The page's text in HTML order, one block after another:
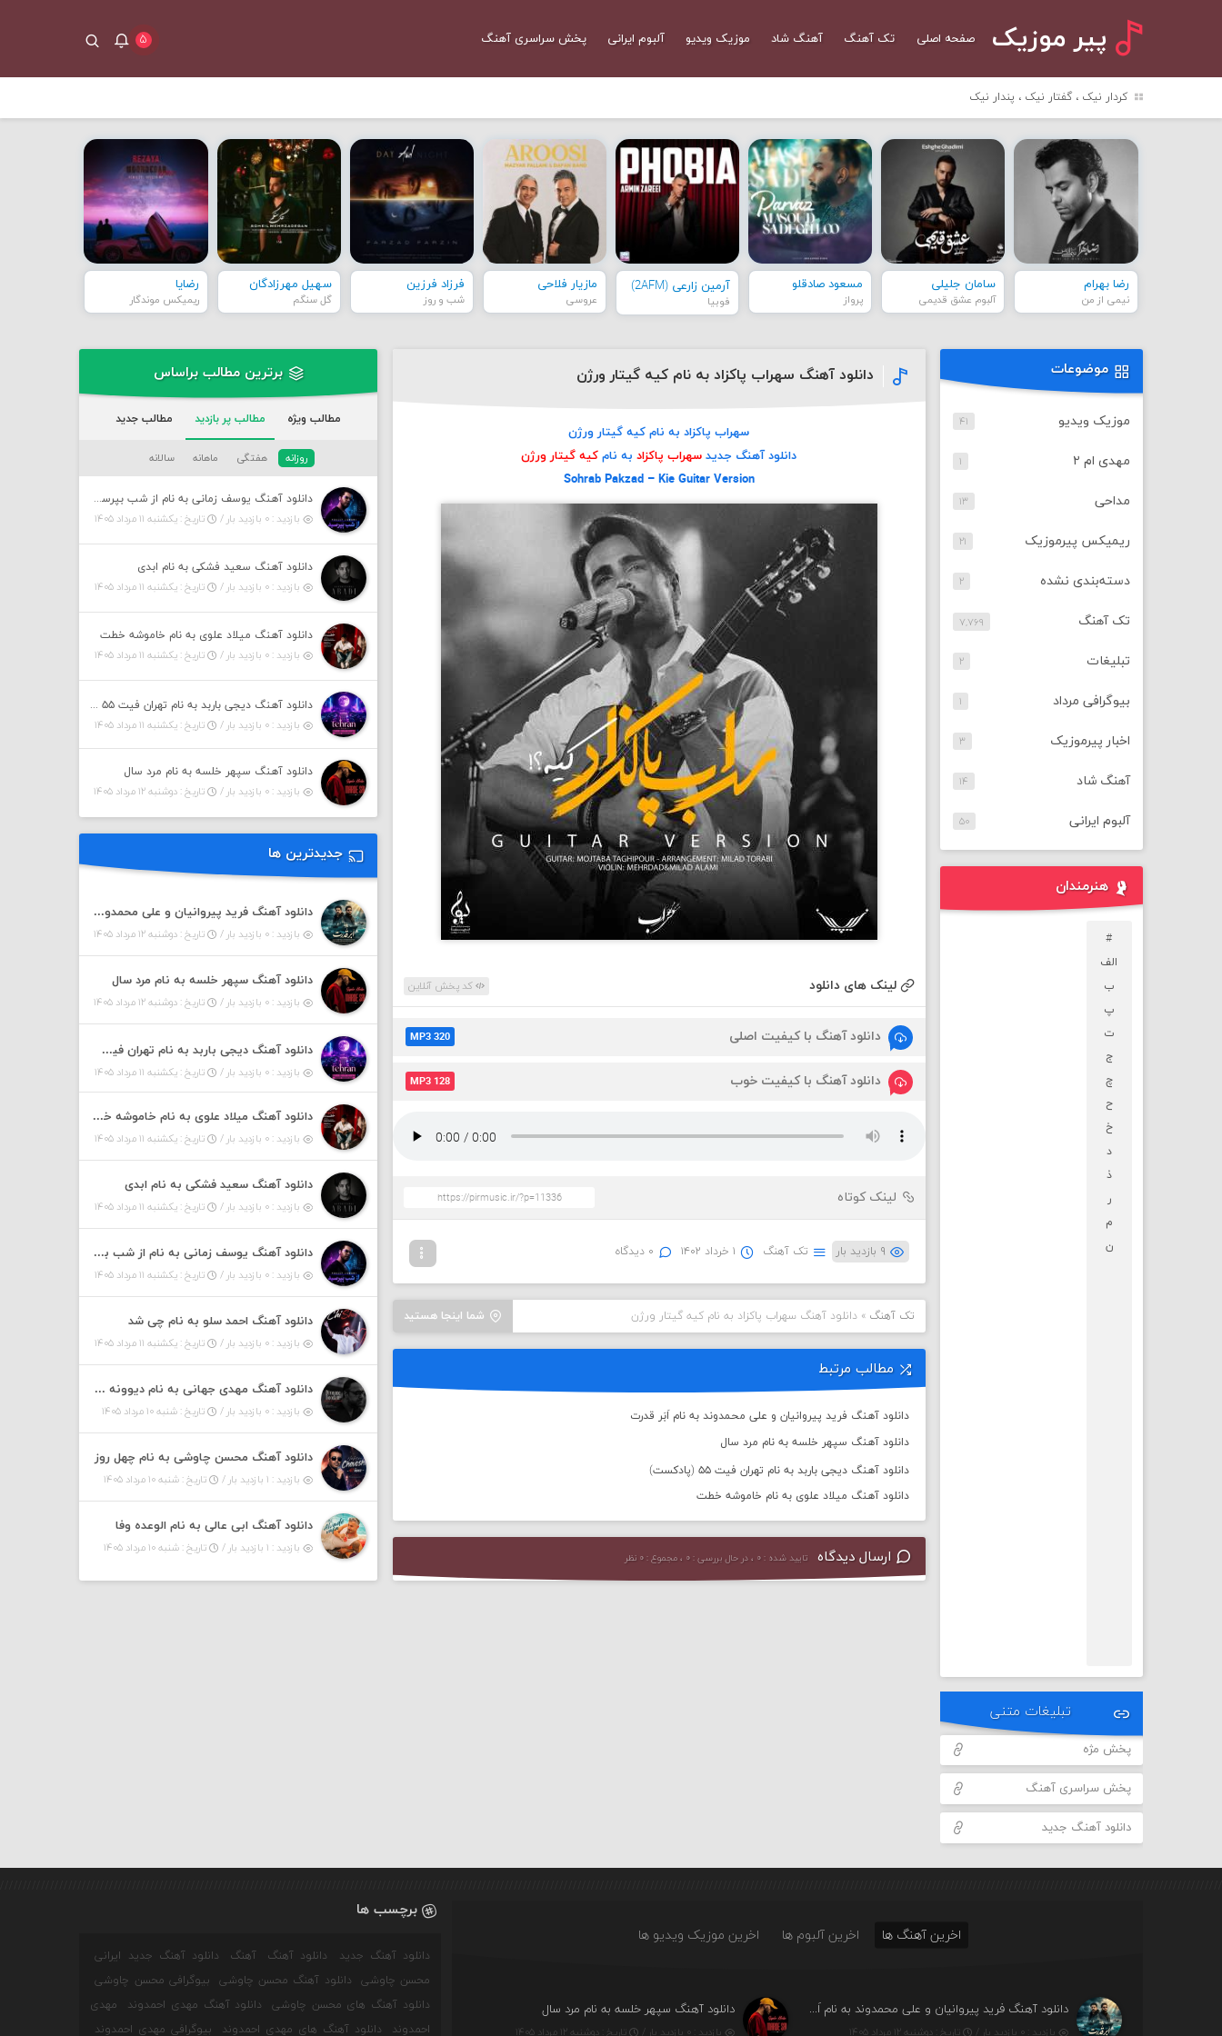
پیر موزیک صفحه اصلی تک آهنگ آهنگ شاد موزیک ویدیو آلبوم ایرانی پخش سراسری آهنگ ۵
کردار نیک ، گفتار نیک ، پندار نیک
رضا بهرام
نیمی از من
سامان جلیلی
آلبوم عشق قدیمی
مسعود صادقلو
پرواز
آرمین زارعی (2AFM)
فوبیا
مازیار فلاحی
عروسی
فرزاد فرزین
شب و روز
سهیل مهرزادگان
گل سنگم
رضایا
ریمیکس موندگار
دانلود آهنگ سهراب پاکزاد به نام کیه گیتار ورژن
سهراب پاکزاد به نام کیه گیتار ورژن
دانلود آهنگ جدیدسهراب پاکزادبه نام کیه گیتار ورژن
Sohrab Pakzad – Kie Guitar Version
لینک های دانلود کد پخش آنلاین
دانلود آهنگ با کیفیت اصلی MP3 320
دانلود آهنگ با کیفیت خوب MP3 128
لینک کوتاه
۹ بازدید بار تک آهنگ ۱ خرداد ۱۴۰۲ ۰ دیدگاه
شما اینجا هستید تک آهنگ »دانلود آهنگ سهراب پاکزاد به نام کیه گیتار ورژن
مطالب مرتبط
دانلود آهنگ فرید پیروانیان و علی محمدوند به نام اَبَر قدرت
دانلود آهنگ سپهر خلسه به نام مرد سال
دانلود آهنگ دیجی باربد به نام تهران فیت ۵۵ (پادکست)
دانلود آهنگ میلاد علوی به نام خاموشه خطت
ارسال دیدگاه تایید شده : ۰ ، در حال بررسی : ۰ ، مجموع : ۰ نظر
موضوعات
موزیک ویدیو ۴۱
مهدی ام ۲ ۱
مداحی ۱۳
ریمیکس پیرموزیک ۲۱
دسته‌بندی نشده ۲
تک آهنگ ۷,۷۶۹
تبلیغات ۲
بیوگرافی مرداد ۱
اخبار پیرموزیک ۳
آهنگ شاد ۱۴
آلبوم ایرانی ۵۰
هنرمندان
#
الف
ب
پ
ت
ج
چ
ح
خ
د
ذ
ر
م
ن
تبلیغات متنی
پخش مژه
پخش سراسری آهنگ
دانلود آهنگ جدید
برترین مطالب براساس
مطالب ویژه مطالب پر بازدید مطالب جدید
روزانه هفتگی ماهانه سالانه
دانلود آهنگ یوسف زمانی به نام از شب بپرسین میگه چه روزگاری دارم
بازدید : ۰ بازدید بار /
تاریخ : یکشنبه ۱۱ مرداد ۱۴۰۵
دانلود آهنگ سعید فشکی به نام ابدی
بازدید : ۰ بازدید بار /
تاریخ : یکشنبه ۱۱ مرداد ۱۴۰۵
دانلود آهنگ میلاد علوی به نام خاموشه خطت
بازدید : ۰ بازدید بار /
تاریخ : یکشنبه ۱۱ مرداد ۱۴۰۵
دانلود آهنگ دیجی باربد به نام تهران فیت ۵۵ (پادکست)
بازدید : ۰ بازدید بار /
تاریخ : یکشنبه ۱۱ مرداد ۱۴۰۵
دانلود آهنگ سپهر خلسه به نام مرد سال
بازدید : ۰ بازدید بار /
تاریخ : دوشنبه ۱۲ مرداد ۱۴۰۵
جدیدترین ها
دانلود آهنگ فرید پیروانیان و علی محمدوند به نام اَبَر قدرت
بازدید : ۰ بازدید بار / تاریخ : دوشنبه ۱۲ مرداد ۱۴۰۵
دانلود آهنگ سپهر خلسه به نام مرد سال
بازدید : ۰ بازدید بار / تاریخ : دوشنبه ۱۲ مرداد ۱۴۰۵
دانلود آهنگ دیجی باربد به نام تهران فیت ۵۵ (پادکست)
بازدید : ۰ بازدید بار / تاریخ : یکشنبه ۱۱ مرداد ۱۴۰۵
دانلود آهنگ میلاد علوی به نام خاموشه خطت
بازدید : ۰ بازدید بار / تاریخ : یکشنبه ۱۱ مرداد ۱۴۰۵
دانلود آهنگ سعید فشکی به نام ابدی
بازدید : ۰ بازدید بار / تاریخ : یکشنبه ۱۱ مرداد ۱۴۰۵
دانلود آهنگ یوسف زمانی به نام از شب بپرسین میگه چه روزگاری دارم
بازدید : ۰ بازدید بار / تاریخ : یکشنبه ۱۱ مرداد ۱۴۰۵
دانلود آهنگ احمد سلو به نام چی شد
بازدید : ۰ بازدید بار / تاریخ : یکشنبه ۱۱ مرداد ۱۴۰۵
دانلود آهنگ مهدی جهانی به نام دیوونه بودم
بازدید : ۰ بازدید بار / تاریخ : شنبه ۱۰ مرداد ۱۴۰۵
دانلود آهنگ محسن چاوشی به نام چهل روز
بازدید : ۱ بازدید بار / تاریخ : شنبه ۱۰ مرداد ۱۴۰۵
دانلود آهنگ ابی عالی به نام الوعده وفا
بازدید : ۱ بازدید بار / تاریخ : شنبه ۱۰ مرداد ۱۴۰۵
اخرین آهنگ ها اخرین آلبوم ها اخرین موزیک ویدیو ها
دانلود آهنگ فرید پیروانیان و علی محمدوند به نام اَبَر قدرت
بازدید : ۰ بازدید بار / تاریخ : دوشنبه ۱۲ مرداد ۱۴۰۵
دانلود آهنگ سپهر خلسه به نام مرد سال
بازدید : ۰ بازدید بار / تاریخ : دوشنبه ۱۲ مرداد ۱۴۰۵
برچسب ها
دانلود آهنگ جدید دانلود آهنگ آهنگ
دانلود آهنگ جدید ایرانی
محسن چاوشی
دانلود آهنگ محسن چاوشی
بیوگرافی محسن چاوشی
دانلود آهنگ های محسن چاوشی
دانلود آهنگ مهدی احمدوند
مهدی
احمدوند
دانلود آهنگ های مهدی احمدوند بیوگرافی مهدی احمدوند